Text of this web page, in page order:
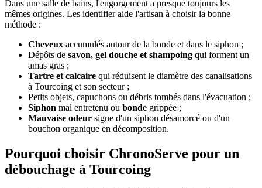
Dans une salle de bains, l'engorgement a presque toujours les
mêmes origines. Les identifier aide l'artisan à choisir la bonne
méthode :
Cheveux accumulés autour de la bonde et dans le siphon ;
Dépôts de savon, gel douche et shampoing qui forment un
amas gras ;
Tartre et calcaire qui réduisent le diamètre des canalisations
à Tourcoing et son secteur ;
Petits objets, capuchons ou débris tombés dans l'évacuation ;
Siphon mal entretenu ou bonde grippée ;
Mauvaise odeur signe d'un siphon désamorcé ou d'un
bouchon organique en décomposition.
Pourquoi choisir ChronoServe pour un
débouchage à Tourcoing